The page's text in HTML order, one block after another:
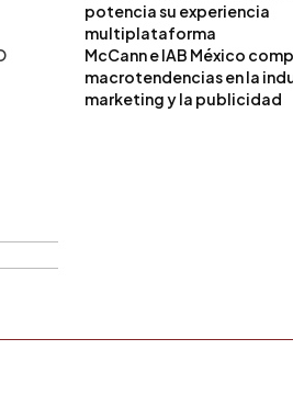
potencia su experiencia
multiplataforma
McCann e IAB México
macrotendencias en la
marketing y la publicidad